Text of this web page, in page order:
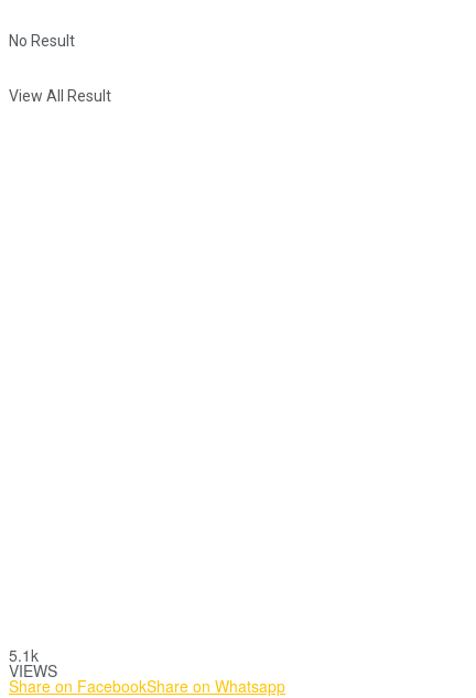
No Result
View All Result
5.1k
VIEWS
Share on FacebookShare on Whatsapp